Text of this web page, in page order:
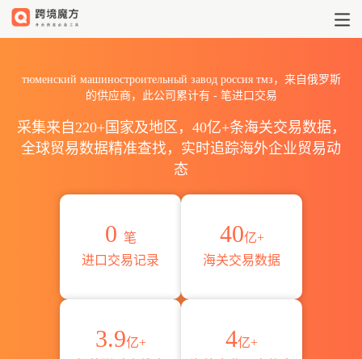
тюменский машиностроительный завод россия тмз，来自俄罗斯
的供应商，此公司累计有 -笔进口交易
采集来自220+国家及地区，40亿+条海关交易数据，
全球贸易数据精准查找，实时追踪海外企业贸易动
态
0 笔
进口交易记录
40亿+
海关交易数据
3.9亿+
4亿+